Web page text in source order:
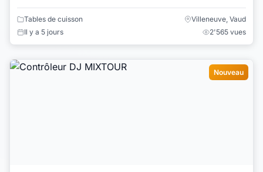
milieu. Nous avons aus...
Tables de cuisson
Villeneuve, Vaud
Il y a 5 jours
2'565 vues
Nouveau